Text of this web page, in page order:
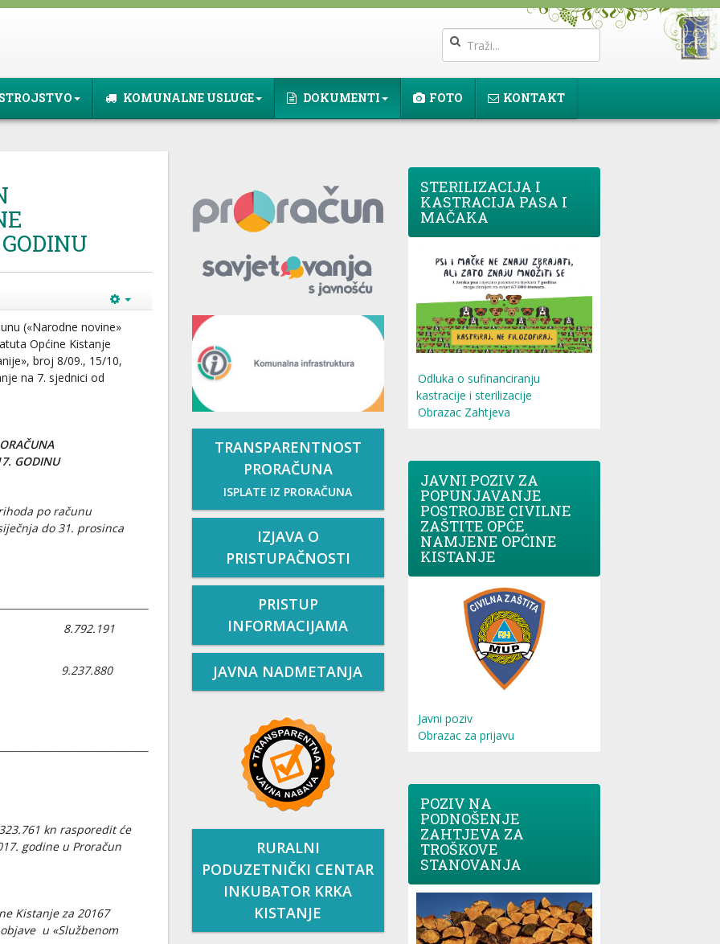
KOMUNALNE USLUGE DOKUMENTI FOTO KONTAKT
(«Narodne novine»
Općine Kistanje
broj 8/09., 15/10,
na 7. sjednici od
GODINU
po računu
do 31. prosinca
8.792.191
9.237.880
kn rasporedit će
godine u Proračun
Kistanje za 20167
u «Službenom
TRANSPARENTNOST
PRORAČUNA
ISPLATE IZ PRORAČUNA
IZJAVA O
PRISTUPAČNOSTI
PRISTUP
INFORMACIJAMA
JAVNA NADMETANJA
RURALNI
PODUZETNIČKI CENTAR
INKUBATOR KRKA
KISTANJE
STERILIZACIJA I
KASTRACIJA PASA I
MAČAKA
Odluka o sufinanciranju
kastracije i sterilizacije
Obrazac Zahtjeva
JAVNI POZIV ZA
POPUNJAVANJE
POSTROJBE CIVILNE
ZAŠTITE OPĆE
NAMJENE OPĆINE
KISTANJE
Javni poziv
Obrazac za prijavu
POZIV NA
PODNOŠENJE
ZAHTJEVA ZA
TROŠKOVE
STANOVANJA